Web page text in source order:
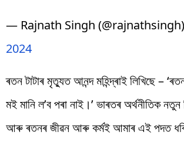
— Rajnath Singh (@rajnathsingh)
2024
ৰতন টাটাৰ মৃত্যুত আনন্দ মহিন্দ্ৰাই লিখিছে –
মই মানি ল’ব পৰা নাই।’ ভাৰতৰ অৰ্থনীতিক নতুন
আৰু ৰতনৰ জীৱন আৰু কৰ্মই আমাৰ এই পদত ধৰি